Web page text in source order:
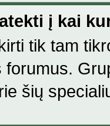
į kai
tik tam
šių